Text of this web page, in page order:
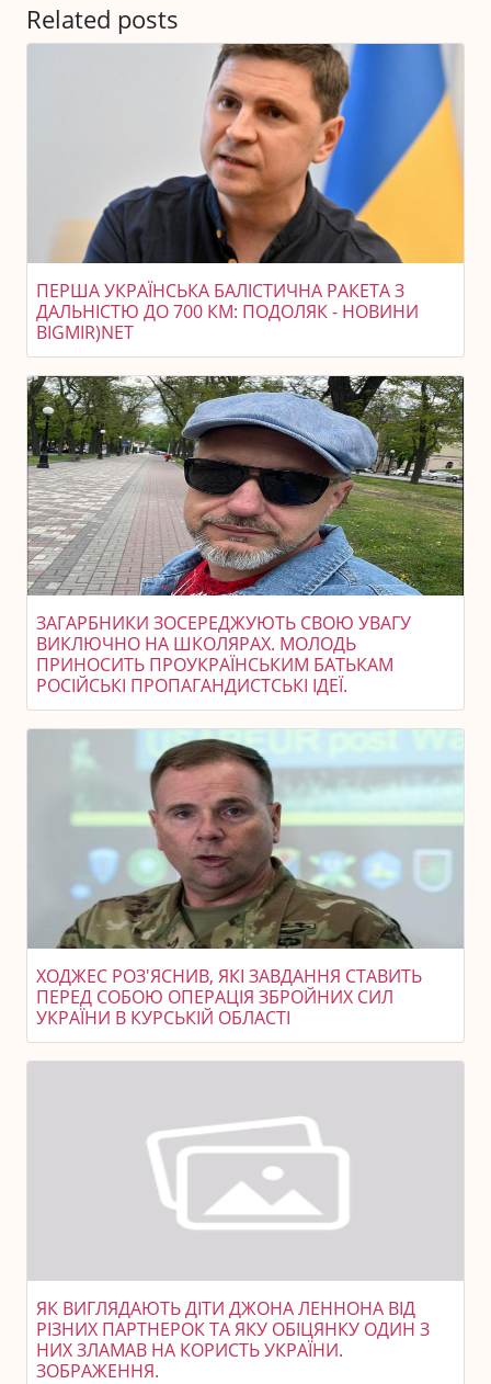
Related posts
ПЕРША УКРАЇНСЬКА БАЛІСТИЧНА РАКЕТА З
ДАЛЬНІСТЮ ДО 700 КМ: ПОДОЛЯК - НОВИНИ
BIGMIR)NET
ЗАГАРБНИКИ ЗОСЕРЕДЖУЮТЬ СВОЮ УВАГУ
ВИКЛЮЧНО НА ШКОЛЯРАХ. МОЛОДЬ
ПРИНОСИТЬ ПРОУКРАЇНСЬКИМ БАТЬКАМ
РОСІЙСЬКІ ПРОПАГАНДИСТСЬКІ ІДЕЇ.
ХОДЖЕС РОЗ'ЯСНИВ, ЯКІ ЗАВДАННЯ СТАВИТЬ
ПЕРЕД СОБОЮ ОПЕРАЦІЯ ЗБРОЙНИХ СИЛ
УКРАЇНИ В КУРСЬКІЙ ОБЛАСТІ
ЯК ВИГЛЯДАЮТЬ ДІТИ ДЖОНА ЛЕННОНА ВІД
РІЗНИХ ПАРТНЕРОК ТА ЯКУ ОБІЦЯНКУ ОДИН З
НИХ ЗЛАМАВ НА КОРИСТЬ УКРАЇНИ.
ЗОБРАЖЕННЯ.